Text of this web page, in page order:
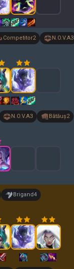
Competitor2 N.O.V.A3
N.O.V.A3 Bătăuș2
Brigand4